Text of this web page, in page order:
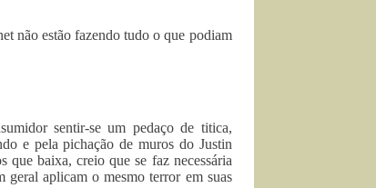
não estão fazendo tudo o que podiam
sentir-se um pedaço de titica,
e pela pichação de muros do Justin
baixa, creio que se faz necessária
geral aplicam o mesmo terror em suas